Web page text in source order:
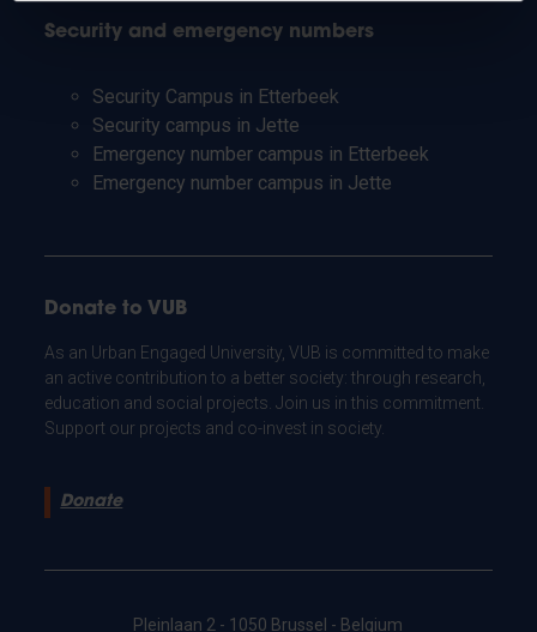
Security and emergency numbers
Security Campus in Etterbeek
Security campus in Jette
Emergency number campus in Etterbeek
Emergency number campus in Jette
Donate to VUB
As an Urban Engaged University, VUB is committed to make
an active contribution to a better society: through research,
education and social projects. Join us in this commitment.
Support our projects and co-invest in society.
Donate
Pleinlaan 2 - 1050 Brussel - Belgium